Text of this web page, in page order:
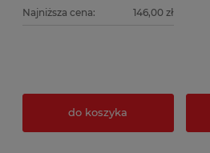
Najniższa cena: 146,00 zł
do koszyka